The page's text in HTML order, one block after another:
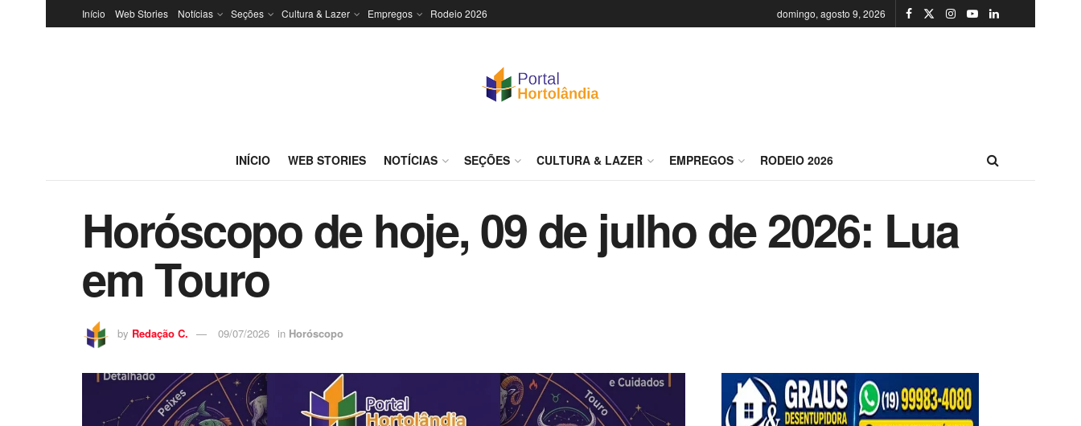
Início Web Stories Notícias Seções Cultura & Lazer Empregos Rodeio 2026 domingo, agosto 9, 2026
INÍCIO WEB STORIES NOTÍCIAS SEÇÕES CULTURA & LAZER EMPREGOS RODEIO 2026
Horóscopo de hoje, 09 de julho de 2026: Lua
em Touro
by Redação C. 09/07/2026 in Horóscopo